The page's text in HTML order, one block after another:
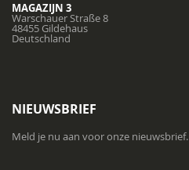
MAGAZIJN 3
Warschauer Straße 8
48455 Gildehaus
Deutschland
NIEUWSBRIEF
Meld je nu aan voor onze nieuwsbrief.